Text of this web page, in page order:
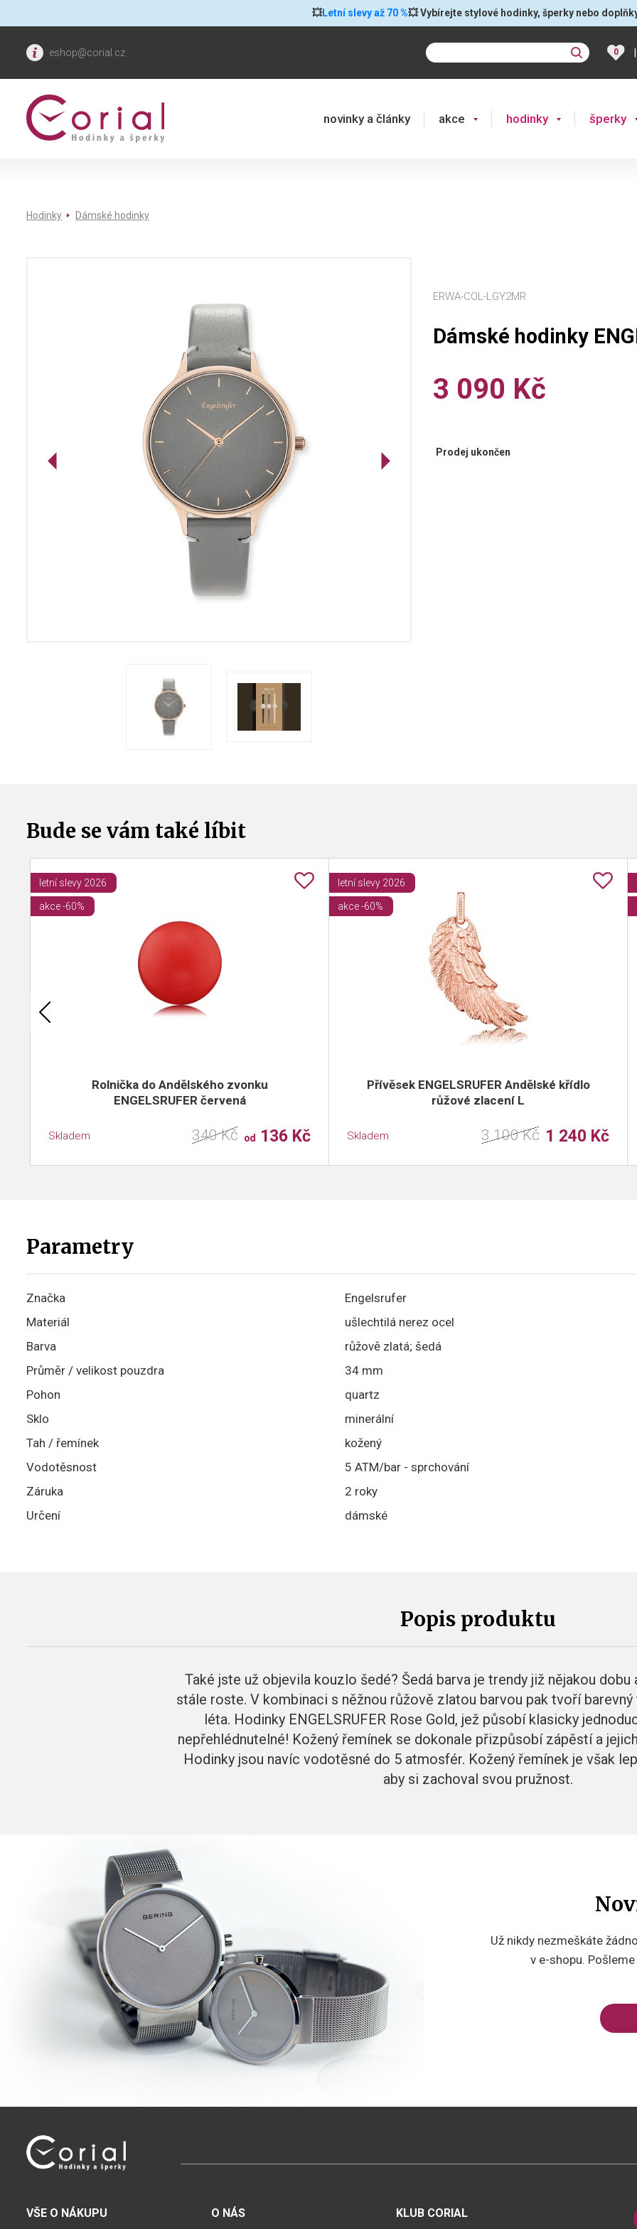
💥Letní slevy až 70 %💥 Vybírejte stylové hodinky, šperky nebo
eshop@corial.cz 0 |
novinky a články akce hodinky šperky
Hodinky Dámské hodinky
ERWA-COL-LGY2MR
Dámské hodinky
3 090 Kč
Prodej ukončen
Bude se vám také líbit
Rolnička do Andělského zvonku
ENGELSRUFER červená
letní slevy 2026
akce -60%
Skladem 340 Kč od 136 Kč
Přívěsek ENGELSRUFER Andělské křídlo
růžové zlacení L
letní slevy 2026
akce -60%
Skladem 3 100 Kč 1 240 Kč
Parametry
Značka
Engelsrufer
Materiál
ušlechtilá nerez ocel
Barva
růžově zlatá; šedá
Průměr / velikost pouzdra
34 mm
Pohon
quartz
Sklo
minerální
Tah / řemínek
kožený
Vodotěsnost
5 ATM/bar - sprchování
Záruka
2 roky
Určení
dámské
Popis produktu
Také jste už objevila kouzlo šedé? Šedá barva je trendy již nějakou dobu
stále roste. V kombinaci s něžnou růžově zlatou barvou pak tvoří
léta. Hodinky ENGELSRUFER Rose Gold, jež působí klasicky
nepřehlédnutelné! Kožený řemínek se dokonale přizpůsobí zápěstí a
Hodinky jsou navíc vodotěsné do 5 atmosfér. Kožený řemínek je však
aby si zachoval svou pružnost.
Už nikdy nezmeškáte
v e-shopu.
VŠE O NÁKUPU O NÁS KLUB CORIAL